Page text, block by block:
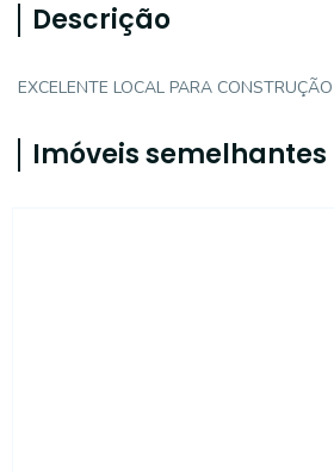
Descrição
EXCELENTE LOCAL PARA CONSTRUÇÃO
Imóveis semelhantes